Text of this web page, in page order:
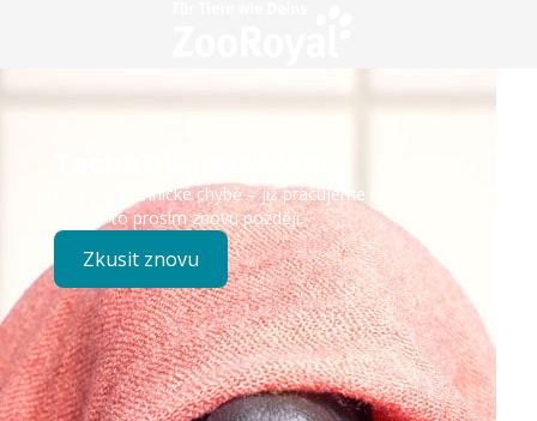
Došlo k technické chybě – již pracujeme na opravě.
Zkuste to prosím znovu později.
Zkusit znovu